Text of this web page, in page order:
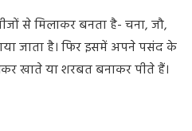
से मिलाकर बनता है- चना, जौ,
जाता है। फिर इसमें अपने पसंद के
खाते या शरबत बनाकर पीते हैं।